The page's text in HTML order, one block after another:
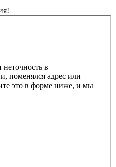
в
поменялся адрес или
это в форме ниже, и мы